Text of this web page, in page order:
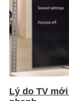
Lý do TV